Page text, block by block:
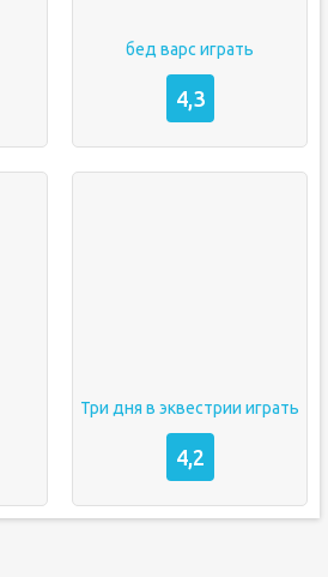
бед варс играть
4,3
Три дня в эквестрии играть
4,2